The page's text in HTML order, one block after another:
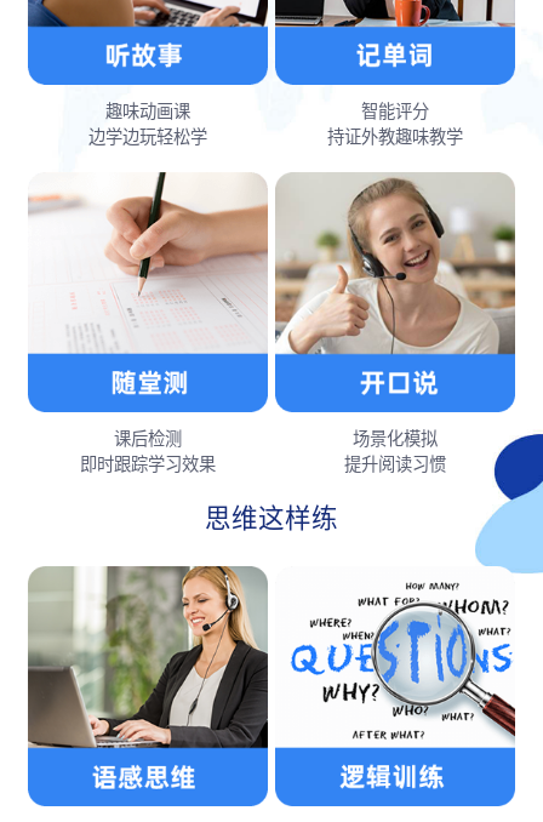
趣味动画课
边学边玩轻松学
智能评分
持证外教趣味教学
课后检测
即时跟踪学习效果
场景化模拟
提升阅读习惯
思维这样练